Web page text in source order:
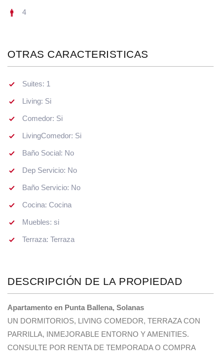
4
OTRAS CARACTERISTICAS
Suites: 1
Living: Si
Comedor: Si
LivingComedor: Si
Baño Social: No
Dep Servicio: No
Baño Servicio: No
Cocina: Cocina
Muebles: si
Terraza: Terraza
DESCRIPCIÓN DE LA PROPIEDAD
Apartamento en Punta Ballena, Solanas
UN DORMITORIOS, LIVING COMEDOR, TERRAZA CON
PARRILLA, INMEJORABLE ENTORNO Y AMENITIES.
CONSULTE POR RENTA DE TEMPORADA O COMPRA